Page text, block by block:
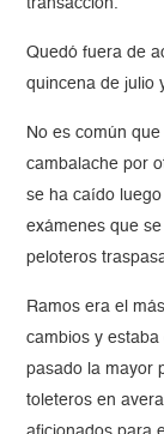
transacción.
Quedó fuera de
quincena de julio
No es común
cambalache por
se ha caído
exámenes que
peloteros
Ramos era el
cambios y
pasado la mayor
toleteros en